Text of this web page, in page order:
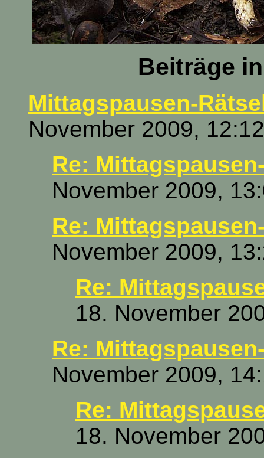
Beiträge
Mittagspausen-
November 2009,
Re:
November 2009,
Re:
November 2009,
Re:
18. November
Re:
November 2009,
Re:
18. November